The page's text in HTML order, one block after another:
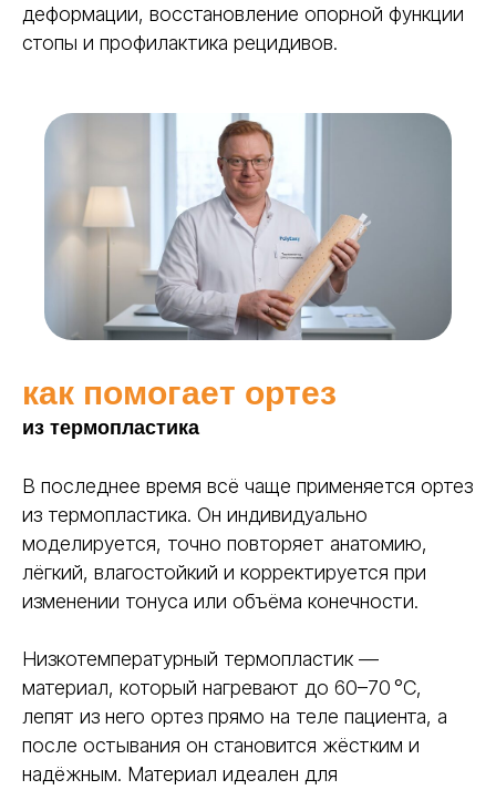
деформации, восстановление опорной функции
стопы и профилактика рецидивов.
как помогает ортез
из термопластика
В последнее время всё чаще применяется ортез
из термопластика. Он индивидуально
моделируется, точно повторяет анатомию,
лёгкий, влагостойкий и корректируется при
изменении тонуса или объёма конечности.
Низкотемпературный термопластик —
материал, который нагревают до 60–70 °C,
лепят из него ортез прямо на теле пациента, а
после остывания он становится жёстким и
надёжным. Материал идеален для
ТЕРМОПЛАСТИК
POLY EASY
Комфорт Лёгкий, дышащий, не
вызывает раздражений
Возможность коррекции
Да, многократное